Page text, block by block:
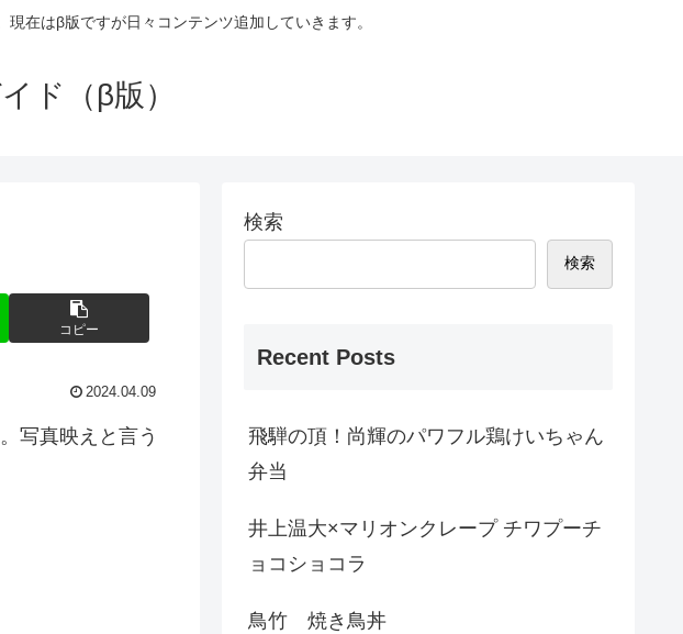
在はβ版ですが日々コンテンツ追加していきます。
ド（β版）
コピー
2024.04.09
写真映えと言う
検索
検索
Recent Posts
飛騨の頂！尚輝のパワフル鶏けいちゃん
弁当
井上温大×マリオンクレープ チワプーチ
ョコショコラ
鳥竹 焼き鳥丼